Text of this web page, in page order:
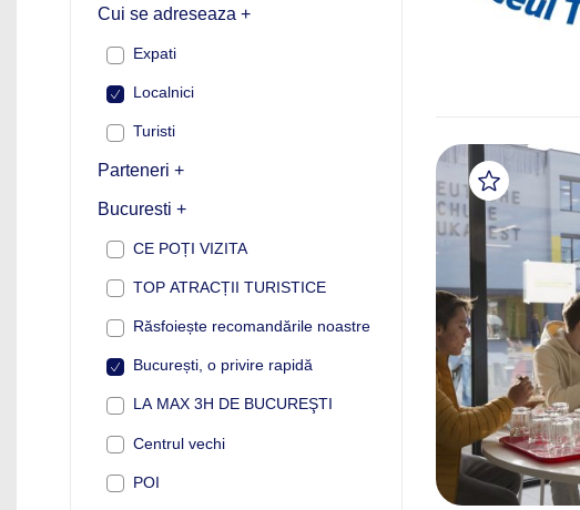
Cui se adreseaza +
Expati
Localnici
Turisti
Parteneri +
Bucuresti +
CE POȚI VIZITA
TOP ATRACȚII TURISTICE
Răsfoiește recomandările noastre
București, o privire rapidă
LA MAX 3H DE BUCUREŞTI
Centrul vechi
POI